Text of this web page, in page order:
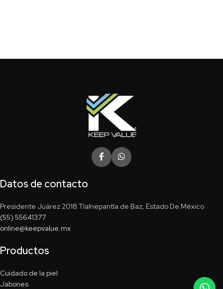
Datos de contacto
Presidente Juárez 2018 Tlalnepantla de Baz, Estado De México
(55) 55641377
online@keepvalue.mx
Productos
Cuidado de la piel
Jabones